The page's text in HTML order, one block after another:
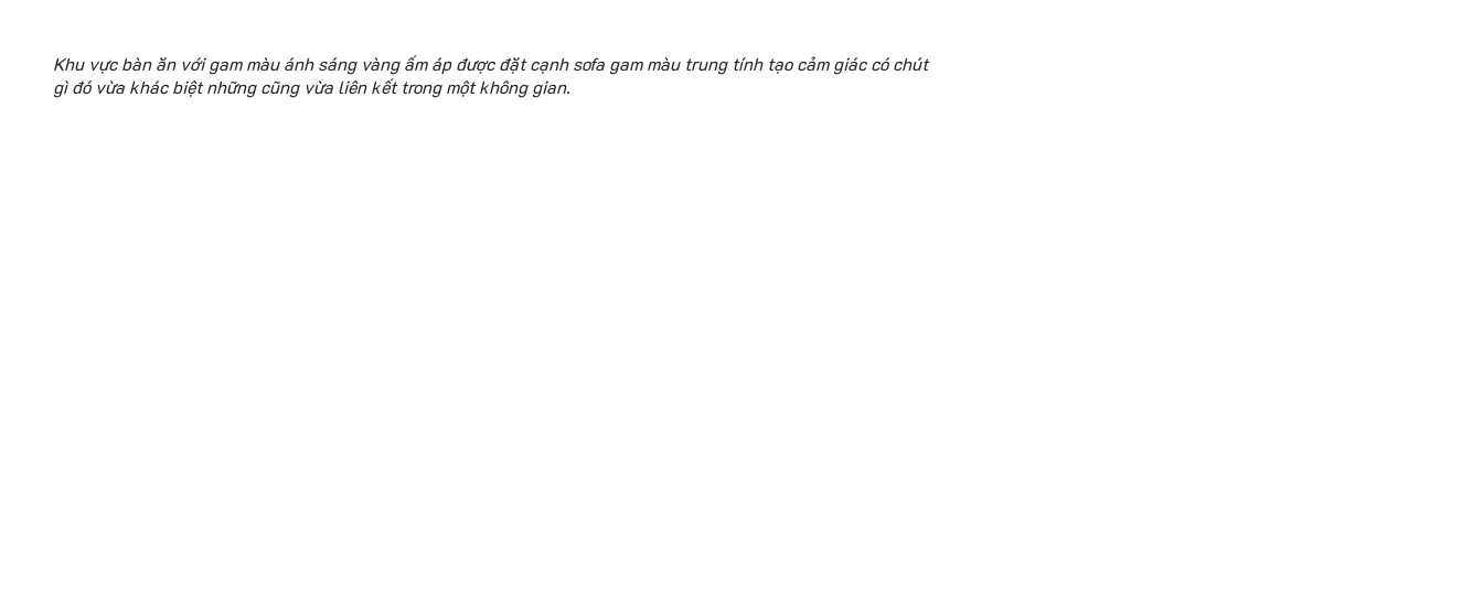
Khu vực bàn ăn với gam màu ánh sáng vàng ấm áp được đặt cạnh sofa gam màu trung tính tạo cảm giác có chút
gì đó vừa khác biệt những cũng vừa liên kết trong một không gian.